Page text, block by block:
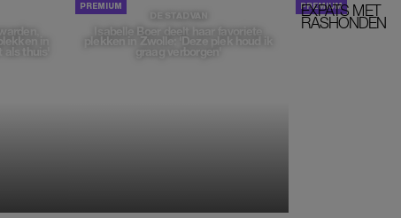
in
thuis'
DE STAD VAN
Isabelle Boer deelt haar favoriete
plekken in Zwolle: 'Deze plek houd ik
graag verborgen'
EXPATS MET
RASHONDEN